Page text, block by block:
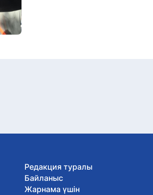
Редакция туралы
Байланыс
Жарнама үшін